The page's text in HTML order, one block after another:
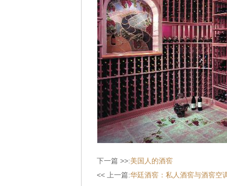
下一篇 >>:美国人的酒窖
<< 上一篇:华廷酒窖：私人酒窖与酒窖空